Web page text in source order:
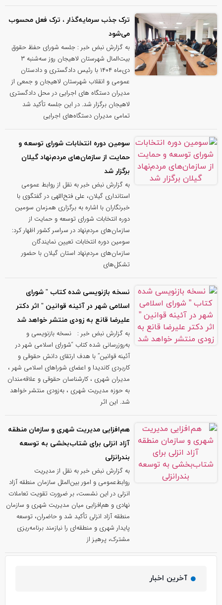
ترک جذب سرمایه‌گذار ، ترک فعل محسوب
می‌شود
به گزارش نبض خبر : جلسه شورای حفظ حقوق
بیت‌المال شهرستان لاهیجان روز سه‌شنبه ۳
دی‌ماه ۱۴۰۴ با رئیس دادگستری و دادستان
عمومی و انقلاب شهرستان لاهیجان و جمعی از
مدیران دستگاه های اجرایی در محل دادگستری
لاهیجان برگزار شد. در این جلسه تأکید شد
تمامی مدیران دستگاه‌های اجرایی
سومین دوره انتخابات شورای توسعه و
حمایت از سازمان‌های مردم‌نهاد گیلان
برگزار شد
به گزارش نبض خبر به نقل از روابط عمومی
استانداری گیلان، علی فتح‌اللهی در گفتگوی با
خبرنگاران با اشاره به برگزاری همزمان سومین
دوره انتخابات شورای توسعه و حمایت از
سازمان‌های مردم‌نهاد در سراسر کشور اظهار کرد:
سومین دوره انتخابات تعیین نمایندگان
سازمان‌های مردم‌نهاد استان گیلان با حضور
تشکل‌های
نسخه بازنویسی‌ شده کتاب ” شورای
اسلامی شهر در آئینه قوانین ” اثر دکتر
علیرضا قانع به‌ زودی منتشر خواهد شد
به گزارش نبض خبر : نسخه بازنویسی‌ و
به‌روزرسانی‌ شده کتاب “شورای اسلامی شهر در
آئینه قوانین” با هدف ارتقای دانش حقوقی و
کاربردی کاندیدا و اعضای شوراهای اسلامی شهر ،
مدیران شهری ، کارشناسان حقوقی و علاقه‌مندان
به حوزه مدیریت شهری ، به‌زودی منتشر خواهد
شد. این اثر
هم‌افزایی مدیریت شهری و سازمان منطقه
آزاد انزلی برای شتاب‌بخشی به توسعه
بندرانزلی
به گزارش نبض خبر به نقل از مدیریت
روابط‌عمومی و امور بین‌الملل سازمان منطقه آزاد
انزلی در این نشست، بر ضرورت تقویت تعاملات
نهادی و هم‌افزایی میان مدیریت شهری و سازمان
منطقه آزاد انزلی تأکید شد و حاضران، توسعه
پایدار شهری و منطقه‌ای را نیازمند برنامه‌ریزی
مشترک، پرهیز از
آخرین اخبار